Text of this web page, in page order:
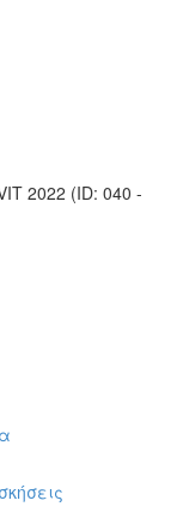
2022 (ID: 040 -